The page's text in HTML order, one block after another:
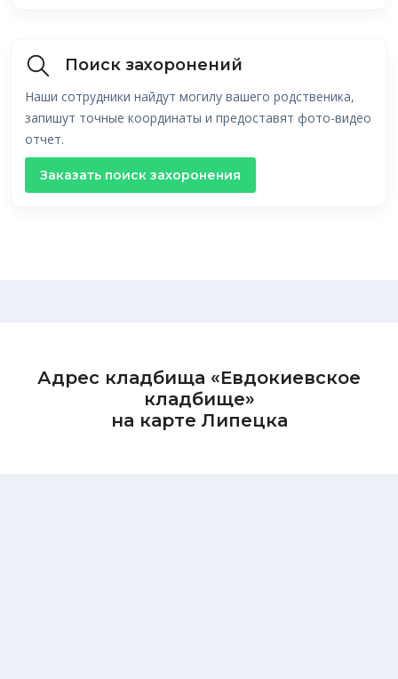
Поиск захоронений
Наши сотрудники найдут могилу вашего родственика,
запишут точные координаты и предоставят фото-видео
отчет.
Заказать поиск захоронения
Адрес кладбища «Евдокиевское
кладбище»
на карте Липецка